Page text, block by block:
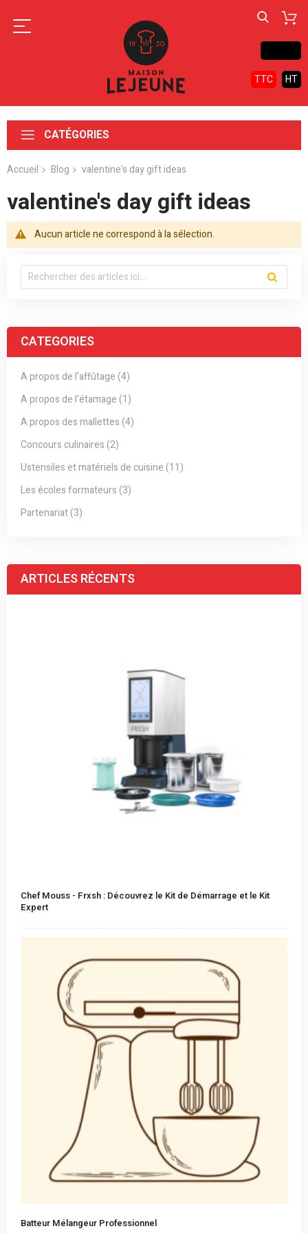
TTC HT
CATÉGORIES
Accueil Blog valentine's day gift ideas
valentine's day gift ideas
Aucun article ne correspond à la sélection.
CATEGORIES
A propos de l'affûtage (4)
A propos de l'étamage (1)
A propos des mallettes (4)
Concours culinaires (2)
Ustensiles et matériels de cuisine (11)
Les écoles formateurs (3)
Partenariat (3)
ARTICLES RÉCENTS
Chef Mouss - Frxsh : Découvrez le Kit de Démarrage et le Kit
Expert
Batteur Mélangeur Professionnel